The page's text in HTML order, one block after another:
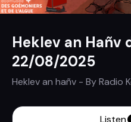
Heklev an Hañv
22/08/2025
Heklev an hañv - ByRadio
Listen